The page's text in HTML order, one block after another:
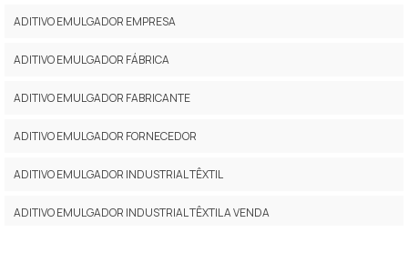
ADITIVO EMULGADOR EMPRESA
ADITIVO EMULGADOR FÁBRICA
ADITIVO EMULGADOR FABRICANTE
ADITIVO EMULGADOR FORNECEDOR
ADITIVO EMULGADOR INDUSTRIAL TÊXTIL
ADITIVO EMULGADOR INDUSTRIAL TÊXTIL A VENDA